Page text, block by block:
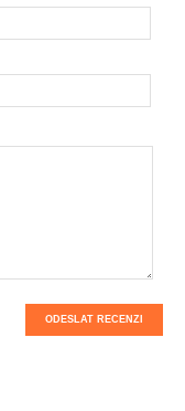
ODESLAT RECENZI